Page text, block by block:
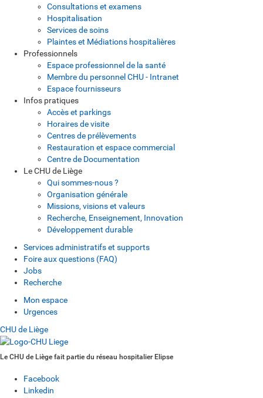
Consultations et examens
Hospitalisation
Services de soins
Plaintes et Médiations hospitalières
Professionnels
Espace professionnel de la santé
Membre du personnel CHU - Intranet
Espace fournisseurs
Infos pratiques
Accès et parkings
Horaires de visite
Centres de prélèvements
Restauration et espace commercial
Centre de Documentation
Le CHU de Liège
Qui sommes-nous ?
Organisation générale
Missions, visions et valeurs
Recherche, Enseignement, Innovation
Développement durable
Services administratifs et supports
Foire aux questions (FAQ)
Jobs
Recherche
Mon espace
Urgences
CHU de Liège
Le CHU de Liège fait partie du réseau hospitalier Elipse
Facebook
Linkedin